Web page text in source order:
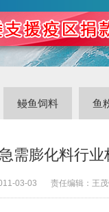
鳗鱼饲料 鱼
需膨化料行业
03-03 责任编辑： 王